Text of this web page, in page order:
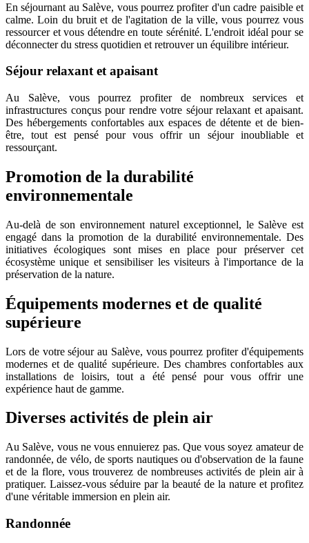
En séjournant au Salève, vous pourrez profiter d'un cadre paisible et
calme. Loin du bruit et de l'agitation de la ville, vous pourrez vous
ressourcer et vous détendre en toute sérénité. L'endroit idéal pour se
déconnecter du stress quotidien et retrouver un équilibre intérieur.
Séjour relaxant et apaisant
Au Salève, vous pourrez profiter de nombreux services et
infrastructures conçus pour rendre votre séjour relaxant et apaisant.
Des hébergements confortables aux espaces de détente et de bien-
être, tout est pensé pour vous offrir un séjour inoubliable et
ressourçant.
Promotion de la durabilité
environnementale
Au-delà de son environnement naturel exceptionnel, le Salève est
engagé dans la promotion de la durabilité environnementale. Des
initiatives écologiques sont mises en place pour préserver cet
écosystème unique et sensibiliser les visiteurs à l'importance de la
préservation de la nature.
Équipements modernes et de qualité
supérieure
Lors de votre séjour au Salève, vous pourrez profiter d'équipements
modernes et de qualité supérieure. Des chambres confortables aux
installations de loisirs, tout a été pensé pour vous offrir une
expérience haut de gamme.
Diverses activités de plein air
Au Salève, vous ne vous ennuierez pas. Que vous soyez amateur de
randonnée, de vélo, de sports nautiques ou d'observation de la faune
et de la flore, vous trouverez de nombreuses activités de plein air à
pratiquer. Laissez-vous séduire par la beauté de la nature et profitez
d'une véritable immersion en plein air.
Randonnée